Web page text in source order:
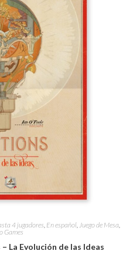
4 jugadores En español, Juego de Mesa
Games
La Evolución de las Ideas